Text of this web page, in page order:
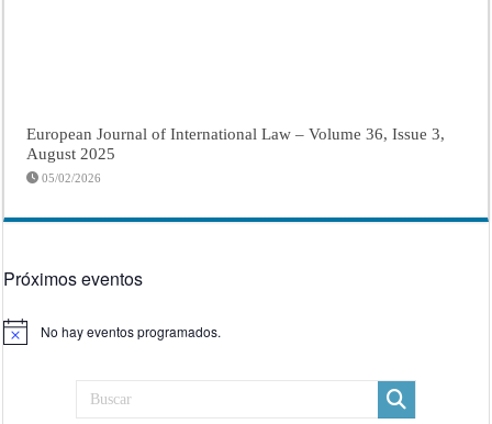
European Journal of International Law – Volume 36, Issue 3,
August 2025
05/02/2026
Próximos eventos
Aviso No hay eventos programados.